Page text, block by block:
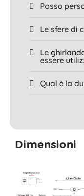
Posso
Le sfere di
Le
essere
Qual è la
Dimensioni